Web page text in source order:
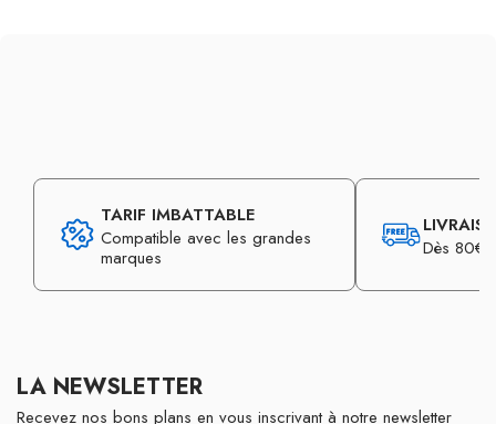
TARIF IMBATTABLE
Compatible avec les grandes
marques
Dès 80€
LA NEWSLETTER
Recevez nos bons plans en vous inscrivant à notre newsletter